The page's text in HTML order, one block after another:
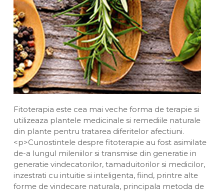
i
n
a
Fitoterapia este cea mai veche forma de terapie si
utilizeaza plantele medicinale si remediile naturale
din plante pentru tratarea diferitelor afectiuni.
<p>Cunostintele despre fitoterapie au fost asimilate
de-a lungul mileniilor si transmise din generatie in
generatie vindecatorilor, tamaduitorilor si medicilor,
inzestrati cu intuitie si inteligenta, fiind, printre alte
forme de vindecare naturala, principala metoda de